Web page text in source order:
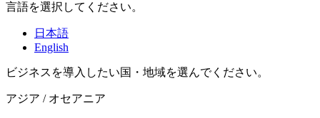
言語を選択してください。
日本語
English
ビジネスを導入したい国・地域を選んでください。
アジア / オセアニア